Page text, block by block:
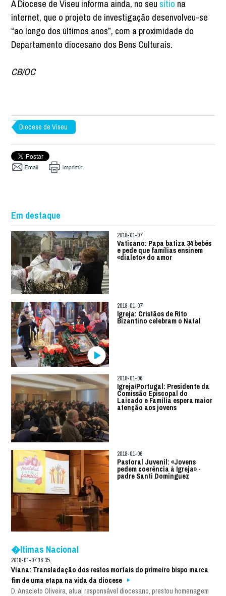
A Diocese de Viseu informa ainda, no seu sítio na
internet, que o projeto de investigação desenvolveu-se
“ao longo dos últimos anos”, com a proximidade do
Departamento diocesano dos Bens Culturais.
CB/OC
Diocese de Viseu
Em destaque
2018-01-07
Vaticano: Papa batiza 34 bebés
e pede que famílias ensinem
«dialeto» do amor
2018-01-07
Igreja: Cristãos de Rito
Bizantino celebram o Natal
2018-01-06
Igreja/Portugal: Presidente da
Comissão Episcopal do
Laicado e Família espera maior
atenção aos jovens
2018-01-06
Pastoral Juvenil: «Jovens
pedem coerência à Igreja» -
padre Santi Dominguez
�ltimas Nacional
2018-01-07 16:35
Viana: Transladação dos restos mortais do primeiro bispo marca
fim de uma etapa na vida da diocese
D. Anacleto Oliveira, atual responsável diocesano, prestou homenagem